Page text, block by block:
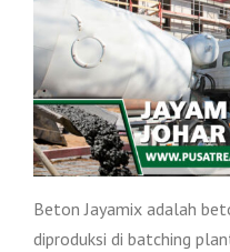
Beton Jayamix adalah
diproduksi di batching